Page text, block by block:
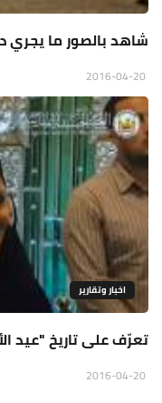
شاهد بالصور ما
اخبار وتقارير
تعرّف على تاريخ "عيد